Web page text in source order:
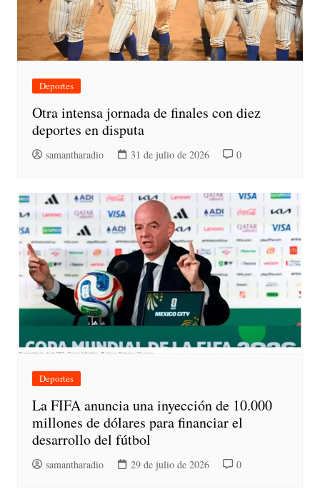
Deportes
Otra intensa jornada de finales con diez
deportes en disputa
samantharadio 31 de julio de 2026 0
Deportes
La FIFA anuncia una inyección de 10.000
millones de dólares para financiar el
desarrollo del fútbol
samantharadio 29 de julio de 2026 0